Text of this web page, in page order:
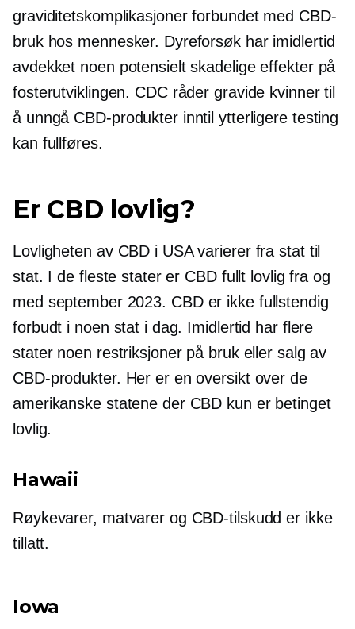
graviditetskomplikasjoner forbundet med CBD-
bruk hos mennesker. Dyreforsøk har imidlertid
avdekket noen potensielt skadelige effekter på
fosterutviklingen. CDC råder gravide kvinner til
å unngå CBD-produkter inntil ytterligere testing
kan fullføres.
Er CBD lovlig?
Lovligheten av CBD i USA varierer fra stat til
stat. I de fleste stater er CBD fullt lovlig fra og
med september 2023. CBD er ikke fullstendig
forbudt i noen stat i dag. Imidlertid har flere
stater noen restriksjoner på bruk eller salg av
CBD-produkter. Her er en oversikt over de
amerikanske statene der CBD kun er betinget
lovlig.
Hawaii
Røykevarer, matvarer og CBD-tilskudd er ikke
tillatt.
Iowa